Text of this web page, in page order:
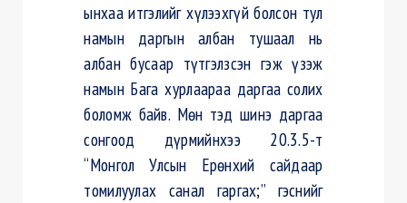
ынхаа итгэлийг хүлээхгүй болсон тул
намын даргын албан тушаал нь
албан бусаар түтгэлзсэн гэж үзэж
намын Бага хурлаараа даргаа солих
боломж байв. Мөн тэд шинэ даргаа
сонгоод дүрмийнхээ 20.3.5-т
“Монгол Улсын Ерөнхий сайдаар
томилуулах санал гаргах;” гэснийг